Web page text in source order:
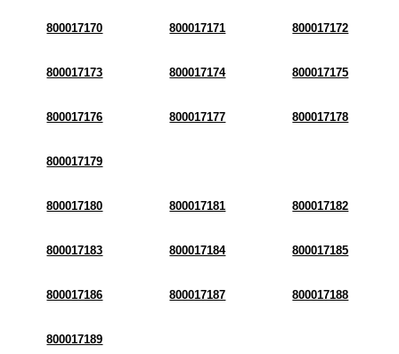
800017170 800017171 800017172
800017173 800017174 800017175
800017176 800017177 800017178
800017179
800017180 800017181 800017182
800017183 800017184 800017185
800017186 800017187 800017188
800017189